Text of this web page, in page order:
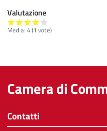
2026
Valutazione
Media: 4(1 vote)
Camera di
Contatti